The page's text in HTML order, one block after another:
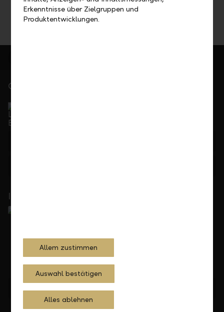
Gerne für Sie da
In Ihrer Nähe
Standorte finden
Erkenntnisse über Zielgruppen und
Produktentwicklungen.
Allem zustimmen
Auswahl bestätigen
Alles ablehnen